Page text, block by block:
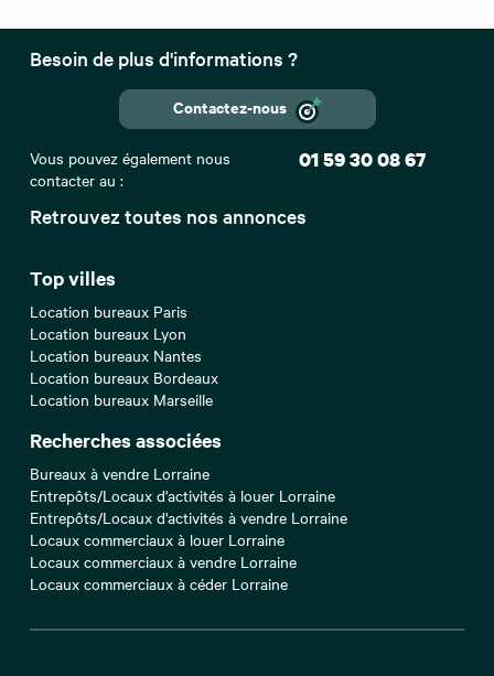
Retrouvez toutes nos annonces
Top villes
Location bureaux Paris
Location bureaux Lyon
Location bureaux Nantes
Location bureaux Bordeaux
Location bureaux Marseille
Recherches associées
Bureaux à vendre Lorraine
Entrepôts/Locaux d'activités à louer Lorraine
Entrepôts/Locaux d'activités à vendre Lorraine
Locaux commerciaux à louer Lorraine
Locaux commerciaux à vendre Lorraine
Locaux commerciaux à céder Lorraine
Besoin de plus d'informations ?
Contactez-nous
Vous pouvez également nous
contacter au :
01 59 30 08 67